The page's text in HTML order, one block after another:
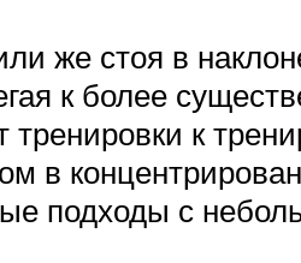
же стоя в
к более
к
в
подходы с